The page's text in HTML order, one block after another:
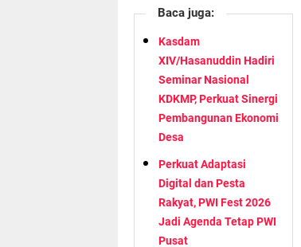
Baca juga:
Kasdam
XIV/Hasanuddin Hadiri
Seminar Nasional
KDKMP, Perkuat Sinergi
Pembangunan Ekonomi
Desa
Perkuat Adaptasi
Digital dan Pesta
Rakyat, PWI Fest 2026
Jadi Agenda Tetap PWI
Pusat